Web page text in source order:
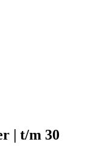
| t/m 30